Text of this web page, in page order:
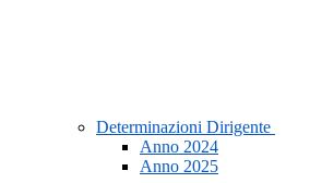
Determinazioni Dirigente
Anno 2024
Anno 2025